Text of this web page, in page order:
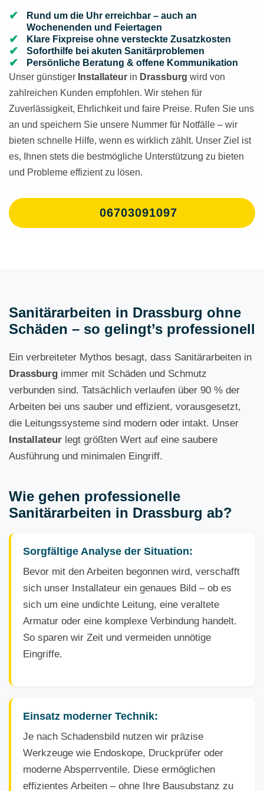
Rund um die Uhr erreichbar – auch an
Wochenenden und Feiertagen
Klare Fixpreise ohne versteckte Zusatzkosten
Soforthilfe bei akuten Sanitärproblemen
Persönliche Beratung & offene Kommunikation
Unser günstiger Installateur in Drassburg wird von
zahlreichen Kunden empfohlen. Wir stehen für
Zuverlässigkeit, Ehrlichkeit und faire Preise. Rufen Sie uns
an und speichern Sie unsere Nummer für Notfälle – wir
bieten schnelle Hilfe, wenn es wirklich zählt. Unser Ziel ist
es, Ihnen stets die bestmögliche Unterstützung zu bieten
und Probleme effizient zu lösen.
06703091097
Sanitärarbeiten in Drassburg ohne
Schäden – so gelingt’s professionell
Ein verbreiteter Mythos besagt, dass Sanitärarbeiten in
Drassburg immer mit Schäden und Schmutz
verbunden sind. Tatsächlich verlaufen über 90 % der
Arbeiten bei uns sauber und effizient, vorausgesetzt,
die Leitungssysteme sind modern oder intakt. Unser
Installateur legt größten Wert auf eine saubere
Ausführung und minimalen Eingriff.
Wie gehen professionelle
Sanitärarbeiten in Drassburg ab?
Sorgfältige Analyse der Situation:
Bevor mit den Arbeiten begonnen wird, verschafft
sich unser Installateur ein genaues Bild – ob es
sich um eine undichte Leitung, eine veraltete
Armatur oder eine komplexe Verbindung handelt.
So sparen wir Zeit und vermeiden unnötige
Eingriffe.
Einsatz moderner Technik:
Je nach Schadensbild nutzen wir präzise
Werkzeuge wie Endoskope, Druckprüfer oder
moderne Absperrventile. Diese ermöglichen
effizientes Arbeiten – ohne Ihre Bausubstanz zu